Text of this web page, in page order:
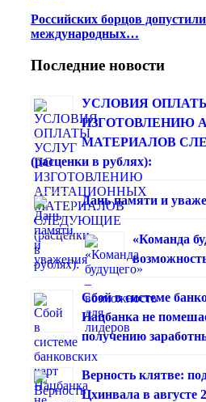
Российских борцов
международных…
Последние новости
УСЛОВИЯ
ИЗГОТОВЛЕНИЮ
МАТЕРИАЛОВ
(расценки в рублях):
Дань памяти и
«Команда
Сбой в системе
Нацбанка не
получению
Верность клятве:
Цхинвала в августе